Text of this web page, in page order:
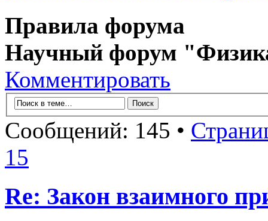
Правила форума
Научный форум
Комментировать
Сообщений: 145 •
15
Re: Закон взаимного